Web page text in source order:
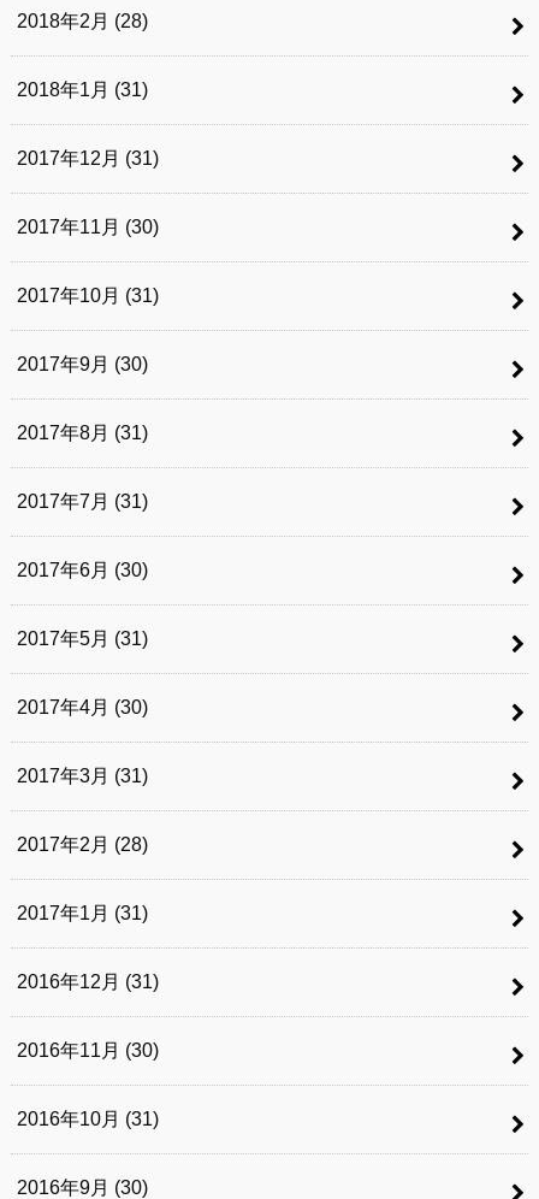
2018年2月 (28)
2018年1月 (31)
2017年12月 (31)
2017年11月 (30)
2017年10月 (31)
2017年9月 (30)
2017年8月 (31)
2017年7月 (31)
2017年6月 (30)
2017年5月 (31)
2017年4月 (30)
2017年3月 (31)
2017年2月 (28)
2017年1月 (31)
2016年12月 (31)
2016年11月 (30)
2016年10月 (31)
2016年9月 (30)